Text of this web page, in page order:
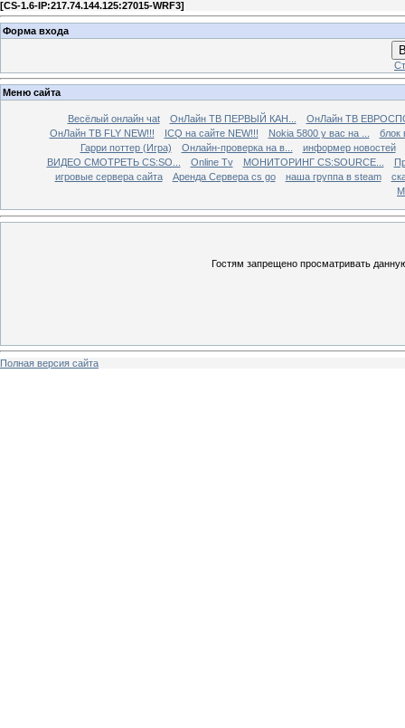
[CS-1.6-IP:217.74.144.125:27015-WRF3]
Форма входа
Меню сайта
Весёлый онлайн чаt ОнЛайн ТВ ПЕРВЫЙ КАН...
ОнЛайн ТВ
ОнЛайн ТВ FLY NEW!!!
ICQ на сайте NEW!!! Nokia 5800 у вас на ...
блок
Гарри поттер (Игра)
Онлайн-проверка на в...
информер новостей
ВИДЕО СМОТРЕТЬ CS:SO...
Online Tv МОНИТОРИНГ CS:SOURCE...
игровые сервера сайта
Аренда Сервера cs go наша группа в steam
Гостям запрещено просматривать
Полная версия сайта